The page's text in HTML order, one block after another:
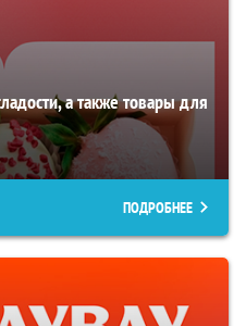
а также товары для
ПОДРОБНЕЕ